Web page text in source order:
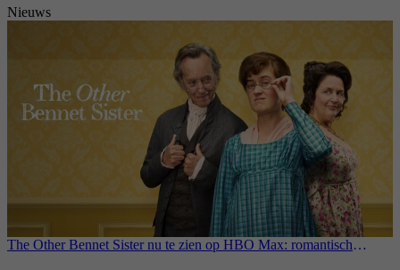
Nieuws
The Other Bennet Sister nu te zien op HBO Max: romantisch